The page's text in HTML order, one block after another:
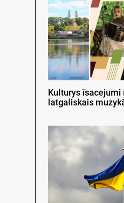
Kulturys īsacejumi
latgaliskais